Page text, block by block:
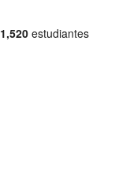
1,520 estudiantes